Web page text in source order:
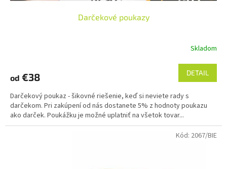
Darčekové poukazy
Skladom
od €38 DETAIL
Darčekový poukaz - šikovné riešenie, keď si neviete rady s
darčekom. Pri zakúpení od nás dostanete 5% z hodnoty poukazu
ako darček. Poukážku je možné uplatniť na všetok tovar...
Kód: 2067/BIE